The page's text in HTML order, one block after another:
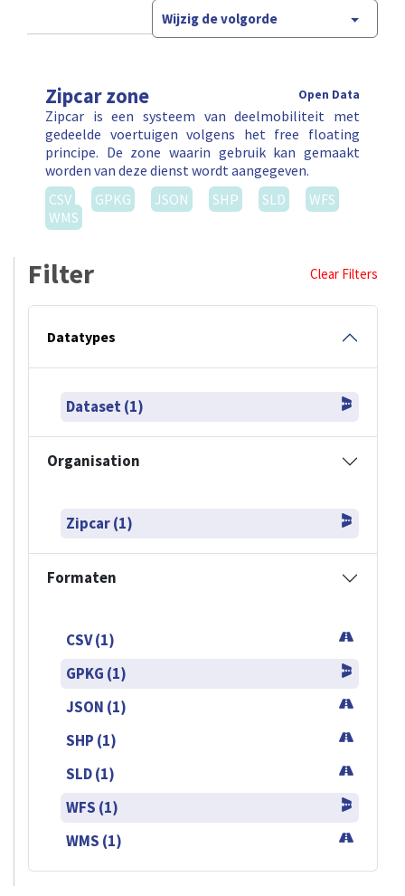
Wijzig de volgorde
Zipcar zone Open Data
Zipcar is een systeem van deelmobiliteit met
gedeelde voertuigen volgens het free floating
principe. De zone waarin gebruik kan gemaakt
worden van deze dienst wordt aangegeven.
CSV
GPKG JSON SHP SLD
WFS
WMS
Filter Clear Filters
Datatypes
Dataset (1)
Organisation
Zipcar (1)
Formaten
CSV (1)
GPKG (1)
JSON (1)
SHP (1)
SLD (1)
WFS (1)
WMS (1)